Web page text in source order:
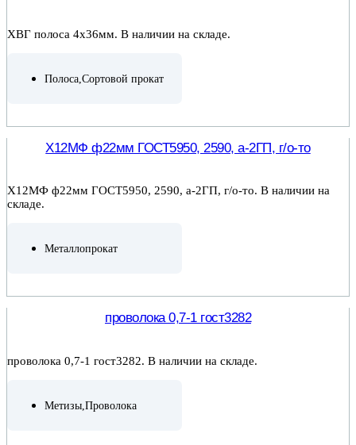
ХВГ полоса 4х36мм. В наличии на складе.
Полоса,Сортовой прокат
Х12МФ ф22мм ГОСТ5950, 2590, а-2ГП, г/о-то
Х12МФ ф22мм ГОСТ5950, 2590, а-2ГП, г/о-то. В наличии на
складе.
Металлопрокат
проволока 0,7-1 гост3282
проволока 0,7-1 гост3282. В наличии на складе.
Метизы Проволока